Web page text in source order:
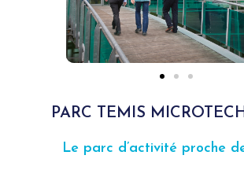
PARC TEMIS
Le parc d’activité proche